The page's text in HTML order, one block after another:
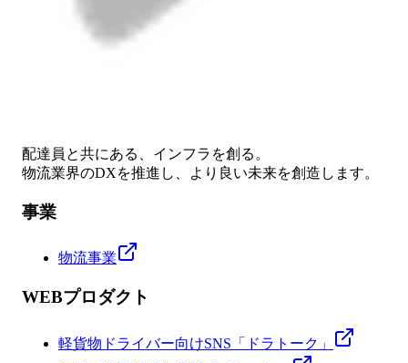
配達員と共にある、インフラを創る。
物流業界のDXを推進し、より良い未来を創造します。
事業
物流事業
WEBプロダクト
軽貨物ドライバー向けSNS「ドラトーク」